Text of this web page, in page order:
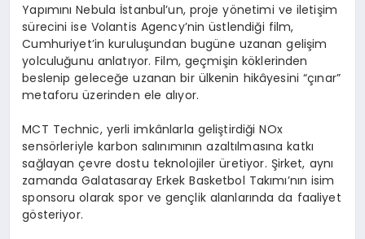
Yapımını Nebula İstanbul’un, proje yönetimi ve iletişim
sürecini ise Volantis Agency’nin üstlendiği film,
Cumhuriyet’in kuruluşundan bugüne uzanan gelişim
yolculuğunu anlatıyor. Film, geçmişin köklerinden
beslenip geleceğe uzanan bir ülkenin hikâyesini “çınar”
metaforu üzerinden ele alıyor.
MCT Technic, yerli imkânlarla geliştirdiği NOx
sensörleriyle karbon salınımının azaltılmasına katkı
sağlayan çevre dostu teknolojiler üretiyor. Şirket, aynı
zamanda Galatasaray Erkek Basketbol Takımı’nın isim
sponsoru olarak spor ve gençlik alanlarında da faaliyet
gösteriyor.